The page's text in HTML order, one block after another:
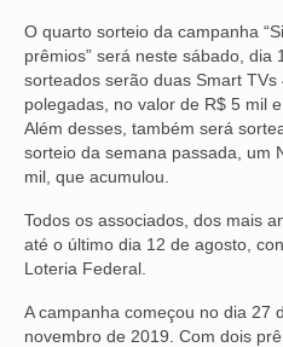
NOSSA HISTÓRIA
SUBSEDES
ARAÇATUBA
BAURU
PRESIDENTE
RIBEIRÃO PRETO
SÃO JOSÉ DOS
O quarto sorteio da campanha
prêmios” será neste sábado, dia
sorteados serão duas Smart
polegadas, no valor de R$ 5 mil
Além desses, também será
sorteio da semana passada, um
mil, que acumulou.
Todos os associados, dos mais
até o último dia 12 de agosto,
Loteria Federal.
A campanha começou no dia 27
novembro de 2019. Com dois